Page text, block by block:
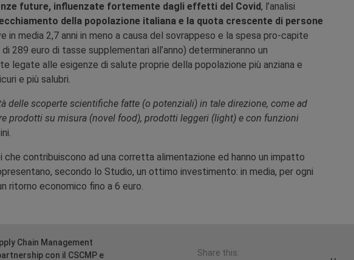
future, influenzate fortemente dagli effetti del Covid, l’analisi
della popolazione italiana e la quota crescente di persone
in media 2,7 anni in meno a causa del sovrappeso e la spesa pro-capite
289 euro di tasse supplementari all’anno) determineranno un
legate alle esigenze di salute proprie della popolazione più anziana e
e più salubri.
delle scoperte scientifiche fatte (o potenziali) in tale direzione, come ad
prodotti su misura (novel food), prodotti leggeri (light) e con funzioni
che contribuiscono ad una corretta alimentazione ed hanno un impatto
secondo lo Studio, un ottimo investimento: in media, per ogni
ritorno economico fino a 6 euro.
Chain Management
con il CSCMP e
Share this: